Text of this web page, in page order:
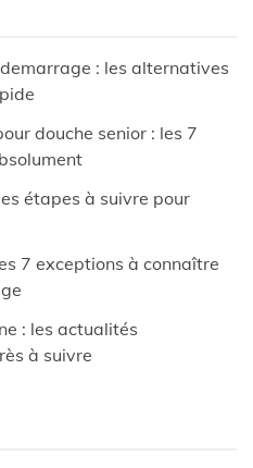
: les alternatives
douche senior : les 7
étapes à suivre pour
7 exceptions à connaître
: les actualités
à suivre